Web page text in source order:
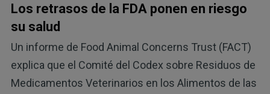
Los retrasos de la FDA ponen en riesgo
su salud
Un informe de Food Animal Concerns Trust (FACT)
explica que el Comité del Codex sobre Residuos de
Medicamentos Veterinarios en los Alimentos de las